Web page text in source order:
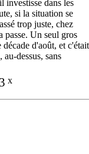
investisse dans les
si la situation se
trop juste, chez
passe. Un seul gros
d'août, et c'était
dessus, sans
3 x